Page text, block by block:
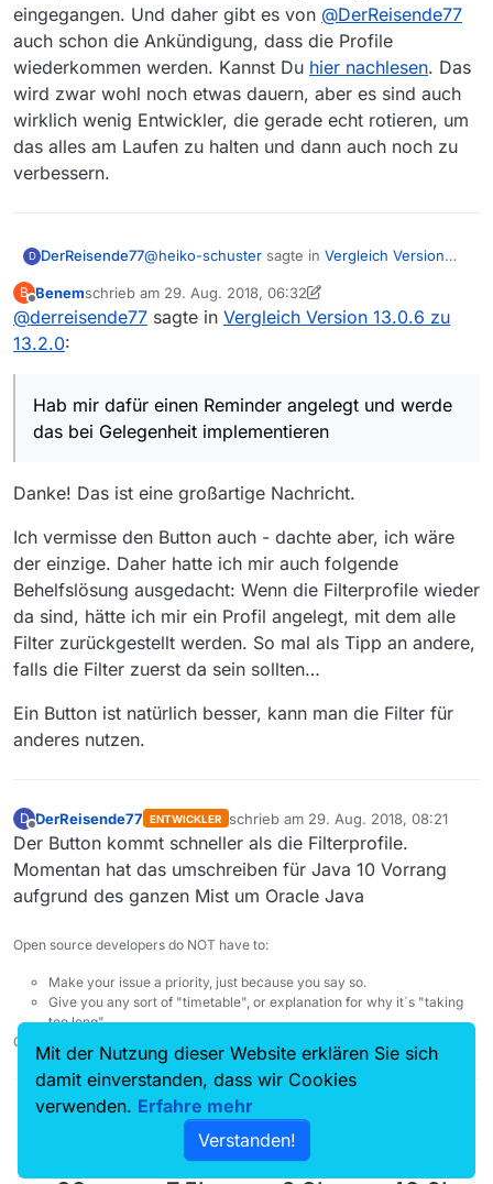
eingegangen. Und daher gibt es von @DerReisende77
auch schon die Ankündigung, dass die Profile
wiederkommen werden. Kannst Du hier nachlesen. Das
wird zwar wohl noch etwas dauern, aber es sind auch
wirklich wenig Entwickler, die gerade echt rotieren, um
das alles am Laufen zu halten und dann auch noch zu
verbessern.
D DerReisende77@heiko-schuster sagte in Vergleich Version
Hallo Benem,
löschen”. Hiermit werden Klickorgien
vermieden.
B
Offline
Benemschrieb am 29. Aug. 2018, 06:32
zuletzt editiert von Benem
@derreisende77 sagte in Vergleich Version 13.0.6 zu
13.2.0:
Hab mir dafür einen Reminder angelegt und werde
das bei Gelegenheit implementieren
Danke! Das ist eine großartige Nachricht.
Ich vermisse den Button auch - dachte aber, ich wäre
der einzige. Daher hatte ich mir auch folgende
Behelfslösung ausgedacht: Wenn die Filterprofile wieder
da sind, hätte ich mir ein Profil angelegt, mit dem alle
Filter zurückgestellt werden. So mal als Tipp an andere,
falls die Filter zuerst da sein sollten…
Ein Button ist natürlich besser, kann man die Filter für
anderes nutzen.
D
Offline
DerReisende77 ENTWICKLER schrieb am 29. Aug. 2018, 08:21
zuletzt editiert von
Der Button kommt schneller als die Filterprofile.
Momentan hat das umschreiben für Java 10 Vorrang
aufgrund des ganzen Mist um Oracle Java
Open source developers do NOT have to:
Make your issue a priority, just because you say so.
Give you any sort of "timetable", or explanation for why it´s "taking
too long".
Check your entitlement. Nobody owes you anything.
Mit der Nutzung dieser Website erklären Sie sich
damit einverstanden, dass wir Cookies
verwenden. Erfahre mehr
Verstanden!